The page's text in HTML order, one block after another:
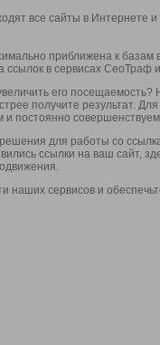
все сайты в Интернете
приближена к
ссылок в сервисах СеоТраф
его
получите результат.
и постоянно
для работы со
ссылки на ваш сайт,
наших сервисов и